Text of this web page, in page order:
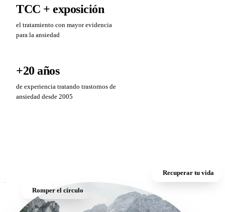
TCC +exposición
el tratamiento con mayor evidencia
para la ansiedad
+20años
de experiencia tratando trastornos de
ansiedad desde 2005
Romper el círculo
Recuperar tu vida